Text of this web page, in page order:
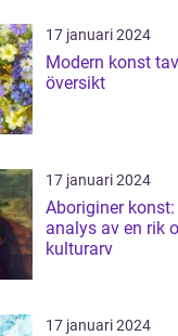
17 januari 2024
Modern konst
översikt
17 januari 2024
Aboriginer
analys av en rik
kulturarv
17 januari 2024